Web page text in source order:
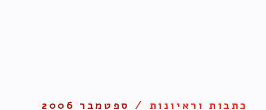
כתבות וראיונות / ספטמבר 2006